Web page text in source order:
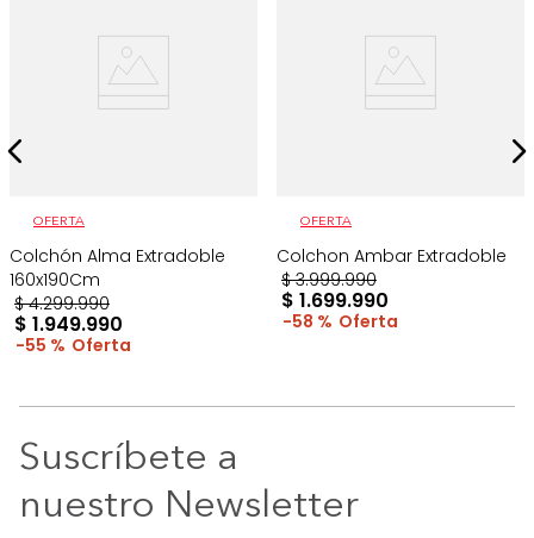
OFERTA
Colchón Alma Extradoble
160x190Cm
$ 4.299.990
$ 1.949.990
55 %
OFERTA
Colchon Ambar Extradoble
$ 3.999.990
$ 1.699.990
58 %
Suscríbete a
nuestro Newsletter